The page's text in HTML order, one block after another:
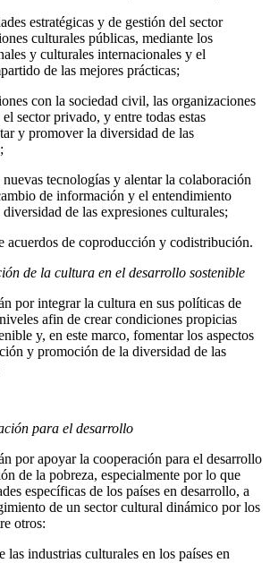
estratégicas y de gestión del sector
culturales públicas, mediante los
y culturales internacionales y el
de las mejores prácticas;
con la sociedad civil, las organizaciones
sector privado, y entre todas estas
y promover la diversidad de las
tecnologías y alentar la colaboración
de información y el entendimiento
de las expresiones culturales;
acuerdos de coproducción y codistribución.
de la cultura en el desarrollo sostenible
por integrar la cultura en sus políticas de
afin de crear condiciones propicias
y, en este marco, fomentar los aspectos
y promoción de la diversidad de las
para el desarrollo
por apoyar la cooperación para el desarrollo
de la pobreza, especialmente por lo que
específicas de los países en desarrollo, a
de un sector cultural dinámico por los
otros:
las industrias culturales en los países en